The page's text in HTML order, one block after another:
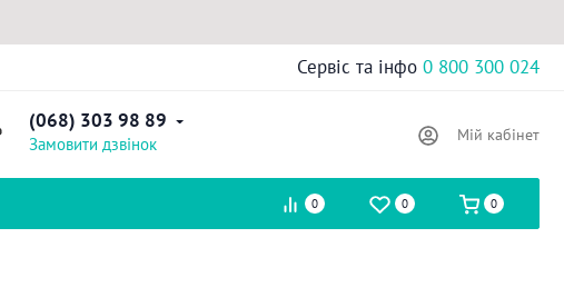
Сервіс та інфо 0 800 300 024
(068) 303 98 89
Замовити дзвінок Мій кабінет
0 0 0